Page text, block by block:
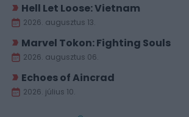
Hell Let Loose: Vietnam
2026. augusztus 13.
Marvel Tokon: Fighting Souls
2026. augusztus 06.
Echoes of Aincrad
2026. július 10.